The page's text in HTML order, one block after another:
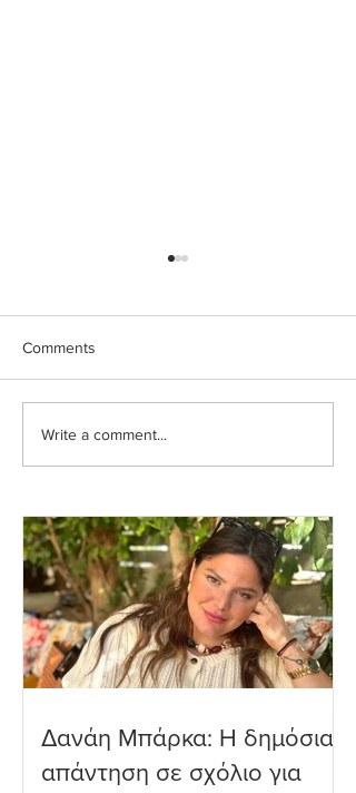
Ιωάννα Τούνη: Η
εξομολόγηση για τη
Comments
Write a comment...
Δανάη Μπάρκα: Η δημόσια
απάντηση σε σχόλιο για